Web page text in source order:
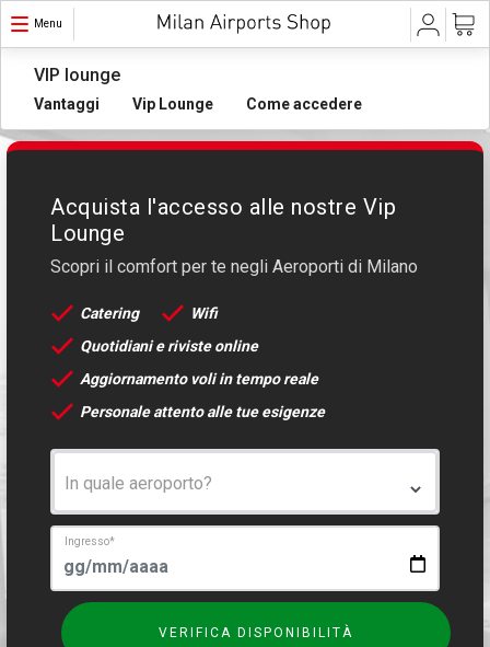
Menu
VIP lounge
Vantaggi Vip Lounge Come accedere
Acquista l'accesso alle nostre Vip
Lounge
Scopri il comfort per te negli Aeroporti di Milano
Catering
Wifi
Quotidiani e riviste online
Aggiornamento voli in tempo reale
Personale attento alle tue esigenze
In quale aeroporto?
Ingresso*
VERIFICA DISPONIBILITÀ